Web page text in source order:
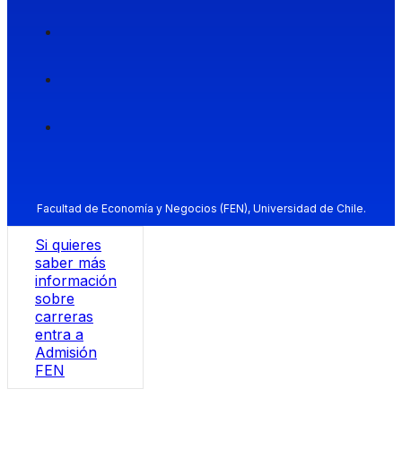
Facultad de Economía y Negocios (FEN), Universidad de Chile.
Si quieres
saber más
información
sobre
carreras
entra a
Admisión
FEN